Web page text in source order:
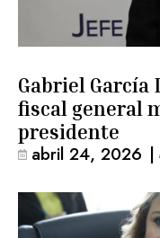
Gabriel García
fiscal general
presidente
abril 24, 2026 |